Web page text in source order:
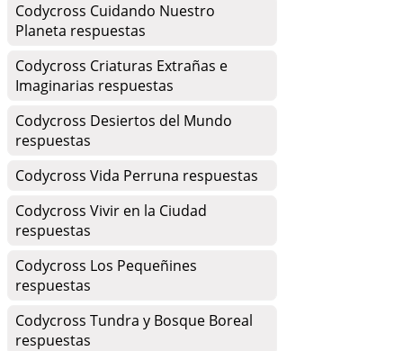
Codycross Cuidando Nuestro
Planeta respuestas
Codycross Criaturas Extrañas e
Imaginarias respuestas
Codycross Desiertos del Mundo
respuestas
Codycross Vida Perruna respuestas
Codycross Vivir en la Ciudad
respuestas
Codycross Los Pequeñines
respuestas
Codycross Tundra y Bosque Boreal
respuestas